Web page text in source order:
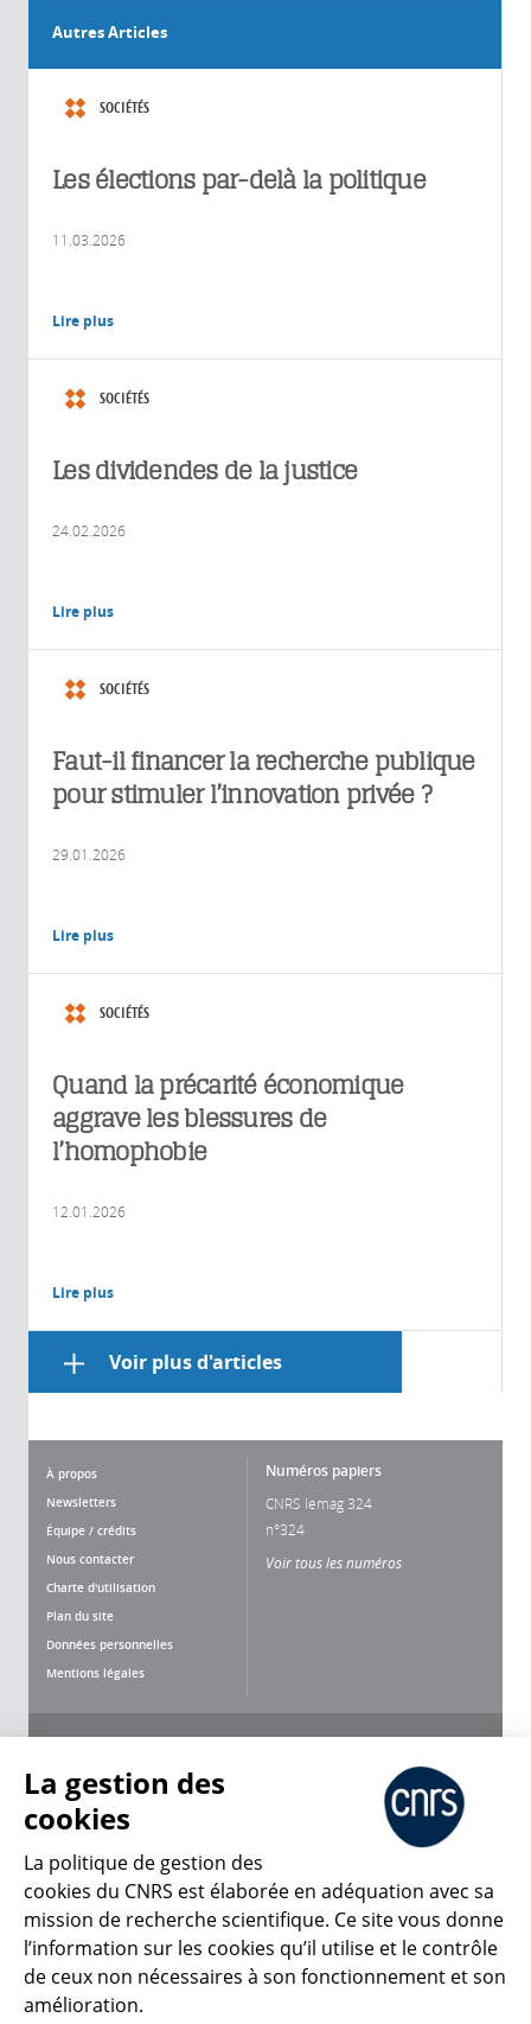
Autres Articles
SOCIÉTÉS
Les élections par-delà la politique
11.03.2026
Lire plus
SOCIÉTÉS
Les dividendes de la justice
24.02.2026
Lire plus
SOCIÉTÉS
Faut-il financer la recherche publique
pour stimuler l’innovation privée ?
29.01.2026
Lire plus
SOCIÉTÉS
Quand la précarité économique
aggrave les blessures de
l’homophobie
12.01.2026
Lire plus
Voir plus d'articles
À propos
Newsletters
Équipe / crédits
Nous contacter
Charte d'utilisation
Plan du site
Données personnelles
Mentions légales
Numéros papiers
CNRS lemag 324
n°324
Voir tous les numéros
CNRS Le Mag
© 2026, CNRS
La gestion des
cookies
La politique de gestion des
cookies du CNRS est élaborée en adéquation avec sa
mission de recherche scientifique. Ce site vous donne
l’information sur les cookies qu’il utilise et le contrôle
de ceux non nécessaires à son fonctionnement et son
amélioration.